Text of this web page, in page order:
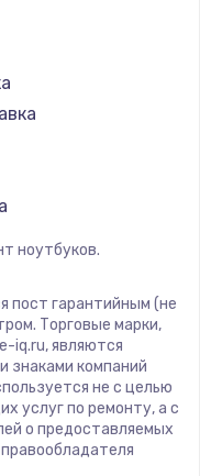
DEXP
Teclast
Colorful
ноутбуков.
пост гарантийным (не
Торговые марки,
iq.ru, являются
знаками компаний
не с целью
услуг по ремонту, а с
о предоставляемых